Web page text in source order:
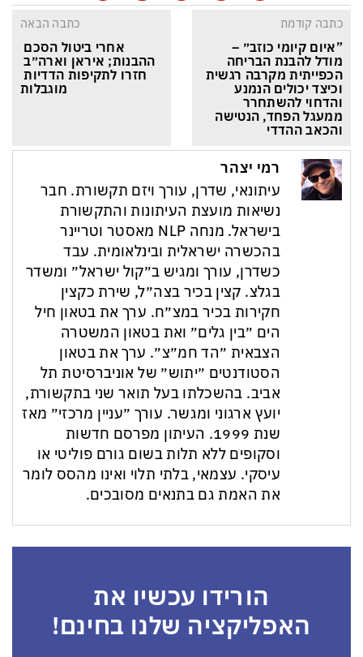
כתבה קודמת
”איום קיומי כוזב״ –
מודל להבנת הבריחה
הכפייתית מקרבה רגשית
וכיצד יכולים הנמנע
והדחוי להשתחרר
ממעגל הפחד, הנטישה
והכאב ההדדי
כתבה הבאה
אחרי ביטול הסכם
ההבנות; איראן וארה״ב
חזרו לתקיפות הדדיות
מוגבלות
רמי יצהר
עיתונאי, שדרן, עורך ויזם תקשורת. חבר
נשיאות מועצת העיתונות והתקשורת
בישראל. מנחה NLP מאסטר וטריינר
בהכשרה ישראלית ובינלאומית. עבד
כשדרן, עורך ומגיש ב״קול ישראל״ ומשדר
בגלצ. קצין בכיר בצה״ל, שירת כקצין
חקירות בכיר במצ״ח. ערך את בטאון חיל
הים ״בין גלים״ ואת בטאון המשטרה
הצבאית ״הד חמ״צ״. ערך את בטאון
הסטודנטים ״יתוש״ של אוניברסיטת תל
אביב. בהשכלתו בעל תואר שני בתקשורת,
יועץ ארגוני ומגשר. עורך ״עניין מרכזי״ מאז
שנת 1999. העיתון מפרסם חדשות
וסקופים ללא תלות בשום גורם פוליטי או
עיסקי. עצמאי, בלתי תלוי ואינו מהסס לומר
את האמת גם בתנאים מסובכים.
הורידו עכשיו את
האפליקציה שלנו בחינם!